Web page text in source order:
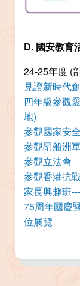
D. 國安教育
24-25年度 (
見證新時代
四年級參觀
地)
參觀國家安
參觀昂船洲
參觀立法會
參觀香港抗
家長興趣班
75周年國慶
位展覽